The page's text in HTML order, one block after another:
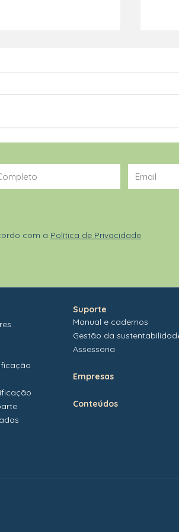
com a Política de Privacidade
Suporte
Manual e cadernos
Gestão da
Assessoria
Empresas
Conteúdos